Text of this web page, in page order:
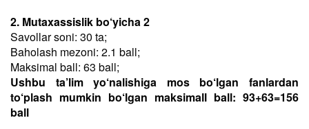
2. Mutaxassislik bo‘yicha 2
Savollar soni: 30 ta;
Baholash mezoni: 2.1 ball;
Maksimal ball: 63 ball;
Ushbu ta’lim yo‘nalishiga mos bo‘lgan fanlardan
to‘plash mumkin bo‘lgan maksimall ball: 93+63=156
ball